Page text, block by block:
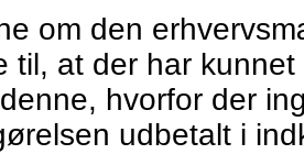
om den
til, at der har
hvorfor der
udbetalt i